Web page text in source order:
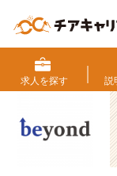
求人を探す 説